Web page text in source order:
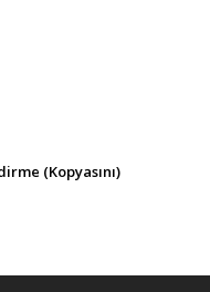
(Kopyasını)